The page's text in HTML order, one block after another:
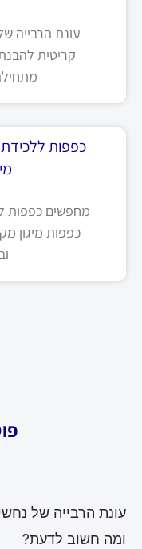
עונת הרבייה
קריטית
כפפות
מחפשים כפפות
כפפות מיגון
עונת הרבייה של
ומה חשוב לדעת?